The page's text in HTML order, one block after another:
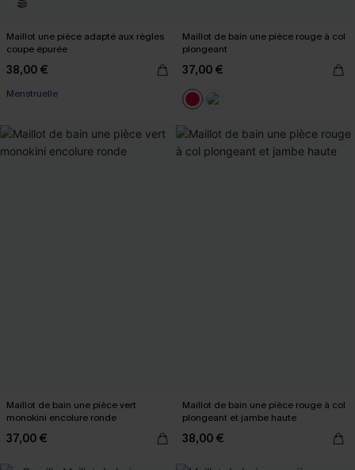
Maillot une pièce adapté aux règles
coupe épurée
38,00 €
Menstruelle
Maillot de bain une pièce rouge à col
plongeant
37,00 €
Maillot de bain une pièce vert
monokini encolure ronde
37,00 €
Maillot de bain une pièce rouge à col
plongeant et jambe haute
38,00 €